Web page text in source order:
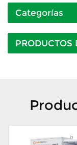
Categorías
PRODUCTOS